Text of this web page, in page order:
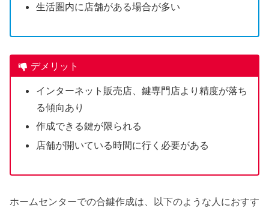
生活圏内に店舗がある場合が多い
デメリット
インターネット販売店、鍵専門店より精度が落ち
る傾向あり
作成できる鍵が限られる
店舗が開いている時間に行く必要がある
ホームセンターでの合鍵作成は、以下のような人におすす